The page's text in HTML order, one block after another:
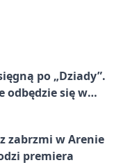
po „Dziady”.
odbędzie się w
zabrzmi w Arenie
premiera